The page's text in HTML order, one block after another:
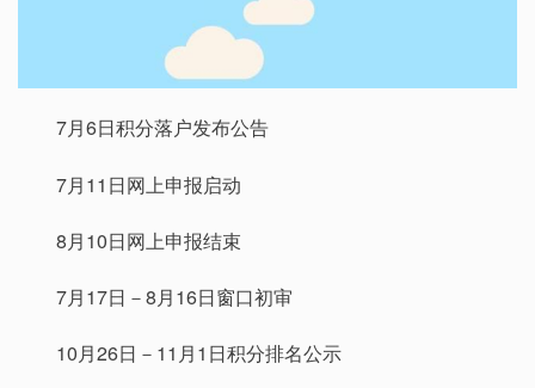
7月6日积分落户发布公告
7月11日网上申报启动
8月10日网上申报结束
7月17日－8月16日窗口初审
10月26日－11月1日积分排名公示